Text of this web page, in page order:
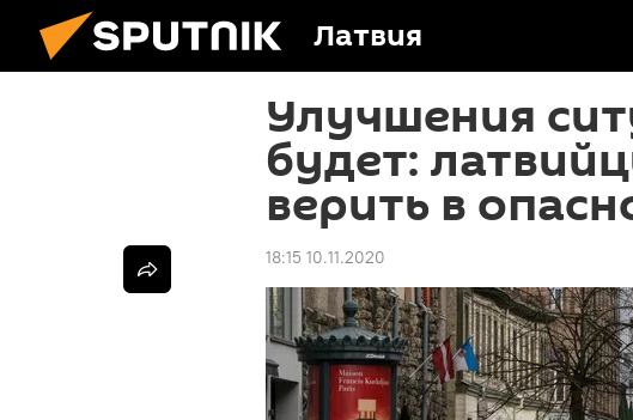
Латвия
Улучшения
будет:
верить в
18:15 10.11.2020